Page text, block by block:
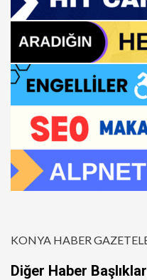
KONYA HABER
Diğer Haber